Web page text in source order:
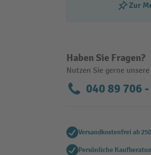
Zur
Haben Sie Fragen?
Nutzen Sie gerne
040 89 706
Versandkostenfrei ab
Persönliche